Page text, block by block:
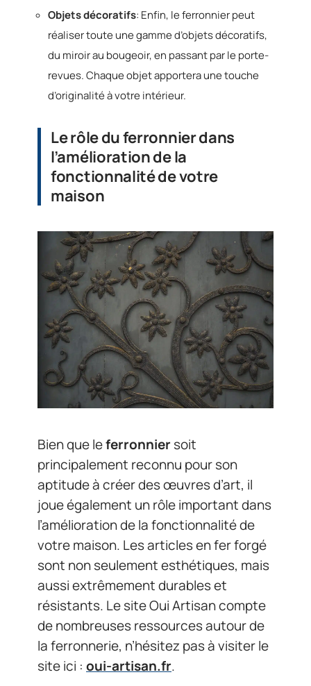
Objets décoratifs: Enfin, le ferronnier peut
réaliser toute une gamme d’objets décoratifs,
du miroir au bougeoir, en passant par le porte-
revues. Chaque objet apportera une touche
d’originalité à votre intérieur.
Le rôle du ferronnier dans
l’amélioration de la
fonctionnalité de votre
maison
Bien que leferronniersoit
principalement reconnu pour son
aptitude à créer des œuvres d’art, il
joue également un rôle important dans
l’amélioration de la fonctionnalité de
votre maison. Les articles en fer forgé
sont non seulement esthétiques, mais
aussi extrêmement durables et
résistants. Le site Oui Artisan compte
de nombreuses ressources autour de
la ferronnerie, n’hésitez pas à visiter le
site ici : oui-artisan.fr.